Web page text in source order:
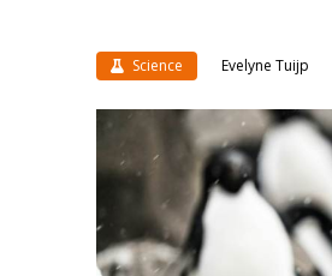
Science Evelyne Tuijp